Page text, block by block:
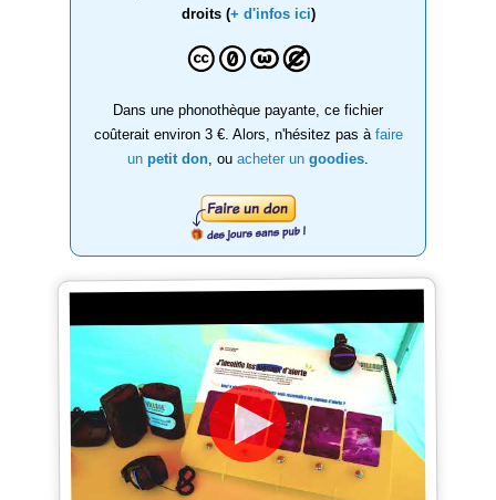
droits (+ d'infos ici)
Dans une phonothèque payante, ce fichier
coûterait environ 3 €. Alors, n'hésitez pas à faire
un petit don , ou acheter un goodies